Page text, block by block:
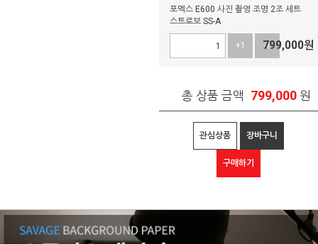
포멕스 E600 사진 촬영 조명 2조 세트
스트로보 SS-A
+1 -1
799,000원
총 상품 금액 799,000 원
관심상품 장바구니
구매하기